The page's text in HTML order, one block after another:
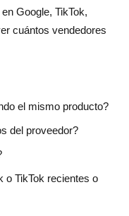
Google, TikTok,
cuántos vendedores
el mismo producto?
del proveedor?
o TikTok recientes o